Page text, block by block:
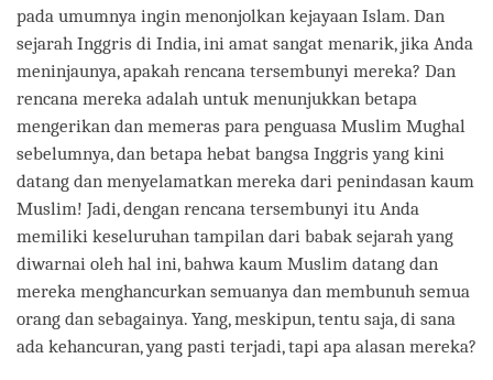
pada umumnya ingin menonjolkan kejayaan Islam. Dan
sejarah Inggris di India, ini amat sangat menarik, jika Anda
meninjaunya, apakah rencana tersembunyi mereka? Dan
rencana mereka adalah untuk menunjukkan betapa
mengerikan dan memeras para penguasa Muslim Mughal
sebelumnya, dan betapa hebat bangsa Inggris yang kini
datang dan menyelamatkan mereka dari penindasan kaum
Muslim! Jadi, dengan rencana tersembunyi itu Anda
memiliki keseluruhan tampilan dari babak sejarah yang
diwarnai oleh hal ini, bahwa kaum Muslim datang dan
mereka menghancurkan semuanya dan membunuh semua
orang dan sebagainya. Yang, meskipun, tentu saja, di sana
ada kehancuran, yang pasti terjadi, tapi apa alasan mereka?